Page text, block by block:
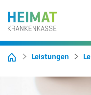
Leistungen